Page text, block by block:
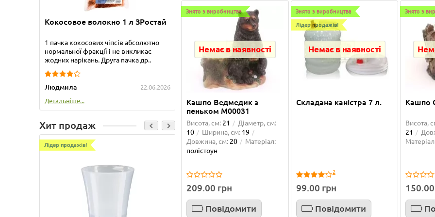
Кокосовое волокно 1 л ЗРостай
1 пачка кокосових чіпсів абсолютно
нормальної фракції і не викликає
жодних нарікань. Друга пачка др..
Людмила
22.06.2026
Детальніше...
Детальніше...
Детальніше...
Хит продаж
Лідер продажів! Лідер продажів!
Знято з виробництва
Немає в наявності
Кашпо Ведмедик з
пеньком М00031
Висота, см: 21
Діаметр, см:
10
Ширина, см: 19
Довжина, см: 20
Матеріал:
полістоун
209.00 грн
Повідомити
Знято з виробництва
Лідер продажів!
Немає в наявності
Складана каністра 7 л.
2
99.00 грн
Повідомити
Знято з
Кашпо
Висота,
21